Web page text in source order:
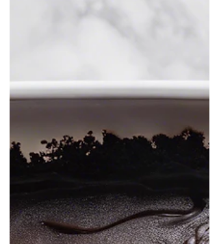
מיוחד! שילוב של סדרת ממרחי Intense העשירים
חלומית שתגרום לכם להתאהב מחדש בקינוחים
ביתיים. הטעמים העמוקים והממכרים של
בשילוב עם מרקם רך ואוורירי, הופכים כל פרוסה
לחוויה מושלמת. עוגת שיש Intense | רון יוחננוב
גביע (200 גרם) שמנת חמוצה (לא משנה אחוז
השומן) 1 מיכל (250 מ"ל) שמנת מתוקה 2 כוסות
קמח לבן רגיל 1 שקית אבקת אפייה 1 כפית תמצית